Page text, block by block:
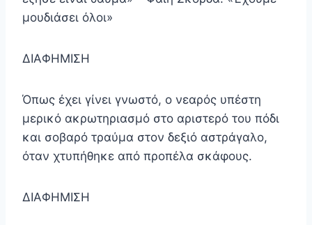
μουδιάσει όλοι»
ΔΙΑΦΗΜΙΣΗ
Όπως έχει γίνει γνωστό, ο νεαρός υπέστη
μερικό ακρωτηριασμό στο αριστερό του πόδι
και σοβαρό τραύμα στον δεξιό αστράγαλο,
όταν χτυπήθηκε από προπέλα σκάφους.
ΔΙΑΦΗΜΙΣΗ